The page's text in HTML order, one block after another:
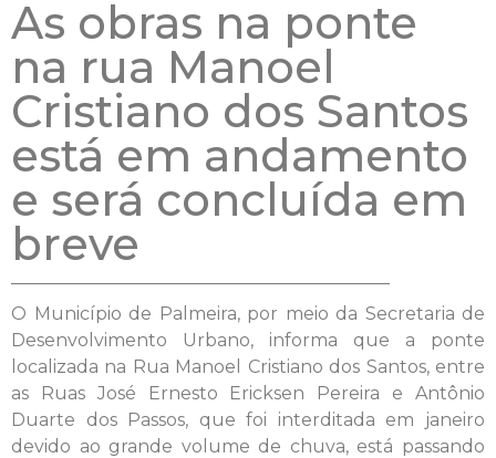
As obras na ponte
na rua Manoel
Cristiano dos Santos
está em andamento
e será concluída em
breve
O Município de Palmeira, por meio da Secretaria de
Desenvolvimento Urbano, informa que a ponte
localizada na Rua Manoel Cristiano dos Santos, entre
as Ruas José Ernesto Ericksen Pereira e Antônio
Duarte dos Passos, que foi interditada em janeiro
devido ao grande volume de chuva, está passando